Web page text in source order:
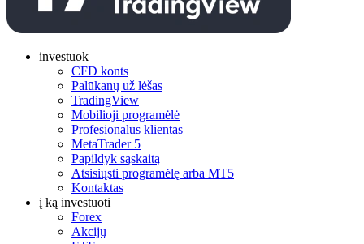
investuok
CFD konts
Palūkanų už lėšas
TradingView
Mobilioji programėlė
Profesionalus klientas
MetaTrader 5
Papildyk sąskaitą
Atsisiųsti programėlę arba MT5
Kontaktas
į ką investuoti
Forex
Akcijų